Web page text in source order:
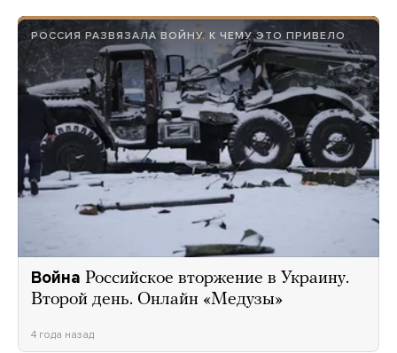
РОССИЯ РАЗВЯЗАЛА ВОЙНУ. К ЧЕМУ ЭТО ПРИВЕЛО
Война Российское вторжение в Украину.
Второй день. Онлайн «Медузы»
4 года назад